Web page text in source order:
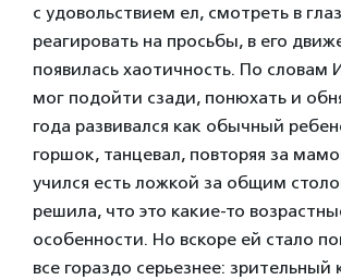
с удовольствием ел, смотреть в
реагировать на просьбы, в его
появилась хаотичность. По словам
мог подойти сзади, понюхать и
года развивался как обычный
горшок, танцевал, повторяя за
учился есть ложкой за общим
решила, что это какие-то
особенности. Но вскоре ей стало
все гораздо серьезнее: зрительный